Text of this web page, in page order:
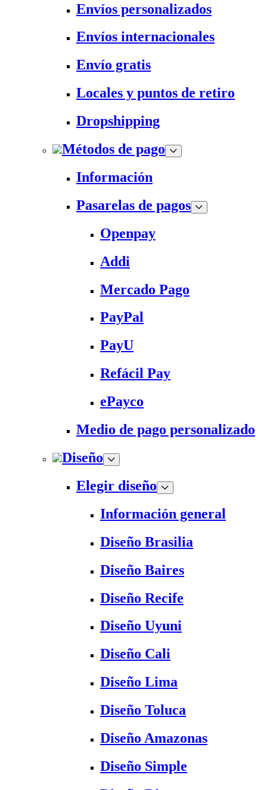
Envíos personalizados
Envíos internacionales
Envío gratis
Locales y puntos de retiro
Dropshipping
Métodos de pago
Información
Pasarelas de pagos
Openpay
Addi
Mercado Pago
PayPal
PayU
Refácil Pay
ePayco
Medio de pago personalizado
Diseño
Elegir diseño
Información general
Diseño Brasilia
Diseño Baires
Diseño Recife
Diseño Uyuni
Diseño Cali
Diseño Lima
Diseño Toluca
Diseño Amazonas
Diseño Simple